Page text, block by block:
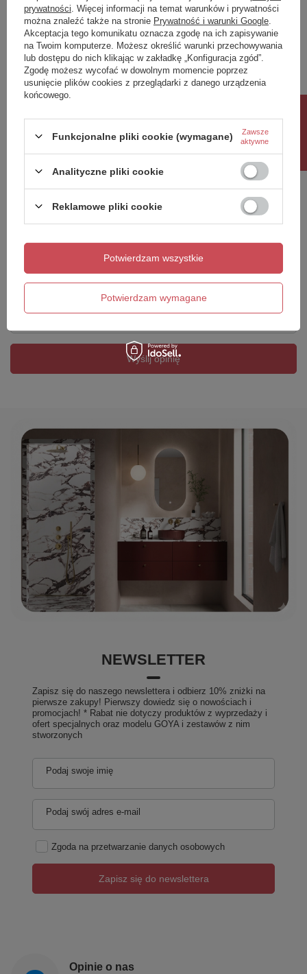
Napisz swoją opinię
Twoja ocena:
5/5
Dodaj własne zdjęcie produktu:
Twoje imię
Wyślij opinię
NEWSLETTER
Zapisz się do naszego newslettera i odbierz 10% zniżki na
pierwsze zakupy! Pierwszy dowiedz się o nowościach i
promocjach! * Rabat nie dotyczy produktów z wyprzedaży i
ofert specjalnych oraz modelu GOYA i zestawów z nim
stworzonych
Podaj swoje imię
Podaj swój adres e-mail
Zgoda na przetwarzanie danych osobowych
Zapisz się do newslettera
Opinie o nas
prywatności . Więcej informacji na temat warunków i prywatności
można znaleźć także na stronie Prywatność i warunki Google
Akceptacja tego komunikatu oznacza zgodę na ich zapisywanie
na Twoim komputerze. Możesz określić warunki przechowywania
lub dostępu do nich klikając w zakładkę „Konfiguracja zgód”.
Zgodę możesz wycofać w dowolnym momencie poprzez
usunięcie plików cookies z przeglądarki z danego urządzenia
końcowego.
Funkcjonalne pliki cookie (wymagane)
Zawsze
aktywne
Analityczne pliki cookie
Reklamowe pliki cookie
Potwierdzam wymagane
Potwierdzam wszystkie